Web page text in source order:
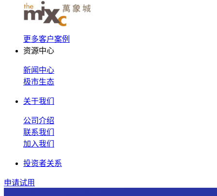
更多客户案例
资源中心
新闻中心
极市生态
关于我们
公司介绍
联系我们
加入我们
投资者关系
申请试用